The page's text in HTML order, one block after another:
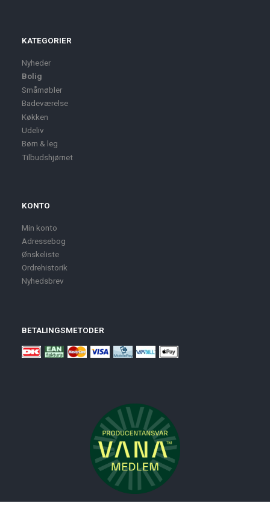
KATEGORIER
Nyheder
Bolig
Småmøbler
Badeværelse
Køkken
Udeliv
Børn & leg
Tilbudshjørnet
KONTO
Min konto
Adressebog
Ønskeliste
Ordrehistorik
Nyhedsbrev
BETALINGSMETODER